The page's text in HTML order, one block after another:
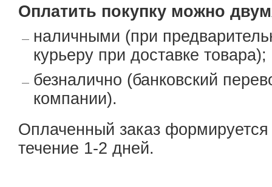
Оплатить покупку можно
наличными (при
курьеру при доставке товара);
безналично (банковский
компании).
Оплаченный заказ формируется
течение 1-2 дней.